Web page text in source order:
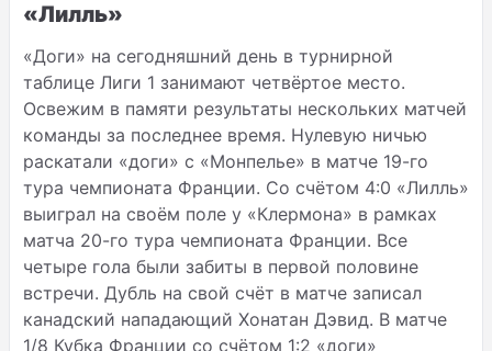
«Лилль»
«Доги» на сегодняшний день в турнирной
таблице Лиги 1 занимают четвёртое место.
Освежим в памяти результаты нескольких матчей
команды за последнее время. Нулевую ничью
раскатали «доги» с «Монпелье» в матче 19-го
тура чемпионата Франции. Со счётом 4:0 «Лилль»
выиграл на своём поле у «Клермона» в рамках
матча 20-го тура чемпионата Франции. Все
четыре гола были забиты в первой половине
встречи. Дубль на свой счёт в матче записал
канадский нападающий Хонатан Дэвид. В матче
1/8 Кубка Франции со счётом 1:2 «доги»